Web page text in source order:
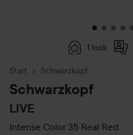
1 look
Start Schwarzkopf
Schwarzkopf
LIVE
Intense Color 35 Real Red